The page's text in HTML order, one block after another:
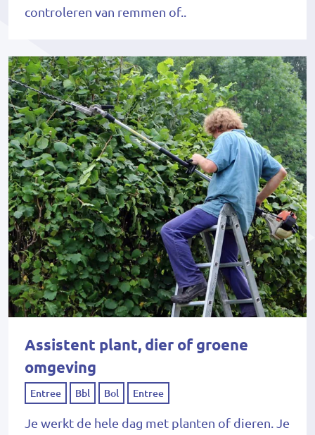
controleren van remmen of..
Assistent plant, dier of groene
omgeving
Entree Bbl Bol Entree
Je werkt de hele dag met planten of dieren. Je